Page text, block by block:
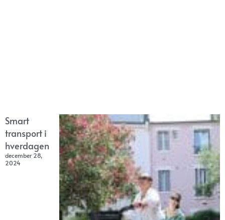
Smart
transport i
hverdagen
december 28,
2024